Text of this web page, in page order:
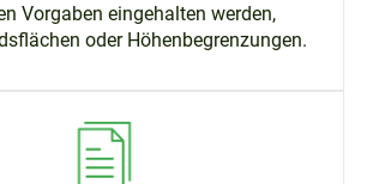
Vorgaben eingehalten werden,
oder Höhenbegrenzungen.